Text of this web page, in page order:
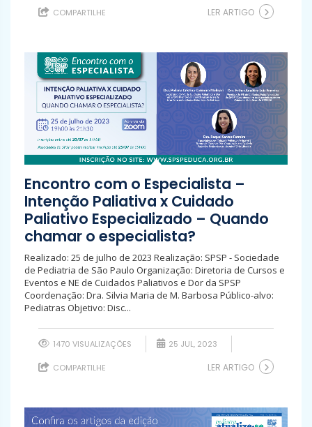
COMPARTILHE LER ARTIGO
Encontro com o Especialista –
Intenção Paliativa x Cuidado
Paliativo Especializado – Quando
chamar o especialista?
Realizado: 25 de julho de 2023 Realização: SPSP - Sociedade
de Pediatria de São Paulo Organização: Diretoria de Cursos e
Eventos e NE de Cuidados Paliativos e Dor da SPSP
Coordenação: Dra. Silvia Maria de M. Barbosa Público-alvo:
Pediatras Objetivo: Disc...
1470 VISUALIZAÇÕES 25 JUL, 2023
COMPARTILHE LER ARTIGO